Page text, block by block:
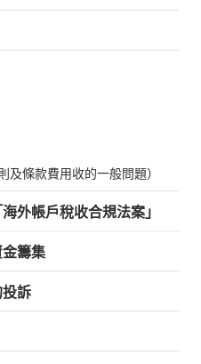
及條款費用收的一般問題）
外帳戶稅收合規法案」
籌集
訴